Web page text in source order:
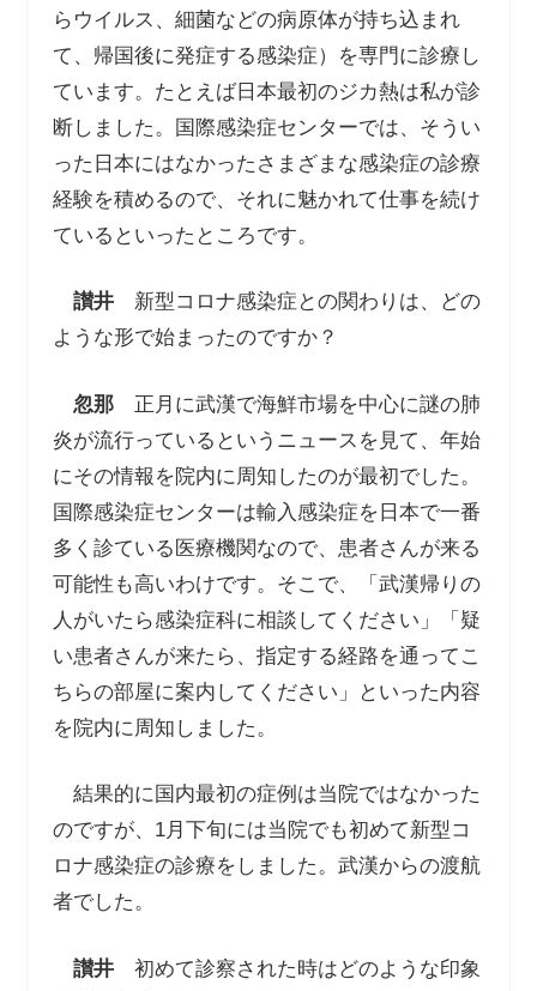
らウイルス、細菌などの病原体が持ち込まれ
て、帰国後に発症する感染症）を専門に診療し
ています。たとえば日本最初のジカ熱は私が診
断しました。国際感染症センターでは、そうい
った日本にはなかったさまざまな感染症の診療
経験を積めるので、それに魅かれて仕事を続け
ているといったところです。
讃井新型コロナ感染症との関わりは、どの
ような形で始まったのですか？
忽那正月に武漢で海鮮市場を中心に謎の肺
炎が流行っているというニュースを見て、年始
にその情報を院内に周知したのが最初でした。
国際感染症センターは輸入感染症を日本で一番
多く診ている医療機関なので、患者さんが来る
可能性も高いわけです。そこで、「武漢帰りの
人がいたら感染症科に相談してください」「疑
い患者さんが来たら、指定する経路を通ってこ
ちらの部屋に案内してください」といった内容
を院内に周知しました。
結果的に国内最初の症例は当院ではなかった
のですが、1月下旬には当院でも初めて新型コ
ロナ感染症の診療をしました。武漢からの渡航
者でした。
讃井初めて診察された時はどのような印象